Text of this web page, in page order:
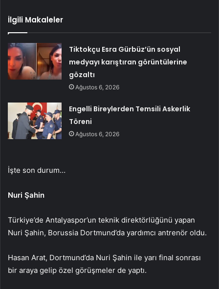
İlgili Makaleler
Tiktokçu Esra Gürbüz’ün sosyal
medyayı karıştıran görüntülerine
gözaltı
Ağustos 6, 2026
Engelli Bireylerden Temsili Askerlik
Töreni
Ağustos 6, 2026
İşte son durum…
Nuri Şahin
Türkiye’de Antalyaspor’un teknik direktörlüğünü yapan
Nuri Şahin, Borussia Dortmund’da yardımcı antrenör oldu.
Hasan Arat, Dortmund’da Nuri Şahin ile yarı final sonrası
bir araya gelip özel görüşmeler de yaptı.